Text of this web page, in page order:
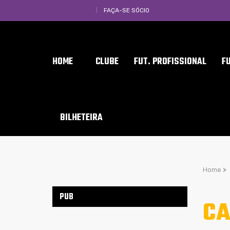
FAÇA-SE SÓCIO
HOME CLUBE FUT. PROFISSIONAL
BILHETEIRA
Home >
PUB